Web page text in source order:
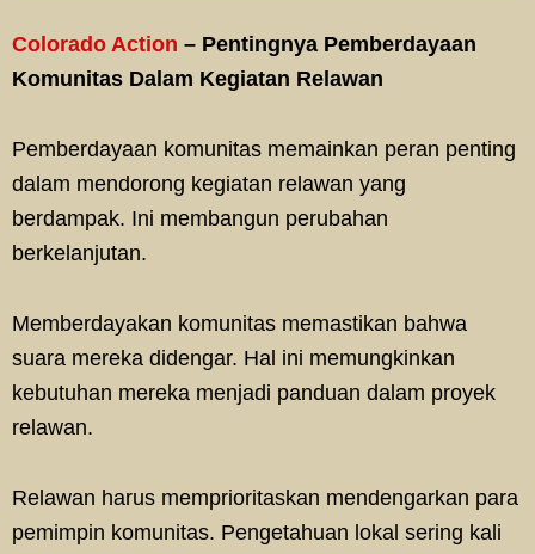
Colorado Action – Pentingnya Pemberdayaan
Komunitas Dalam Kegiatan Relawan
Pemberdayaan komunitas memainkan peran penting
dalam mendorong kegiatan relawan yang
berdampak. Ini membangun perubahan
berkelanjutan.
Memberdayakan komunitas memastikan bahwa
suara mereka didengar. Hal ini memungkinkan
kebutuhan mereka menjadi panduan dalam proyek
relawan.
Relawan harus memprioritaskan mendengarkan para
pemimpin komunitas. Pengetahuan lokal sering kali